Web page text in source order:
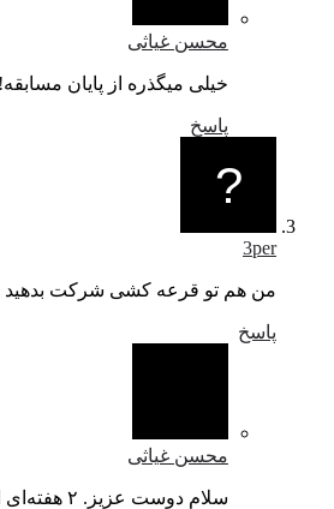
محسن غیاثی
خیلی میگذره از پایان مسابقه!
پاسخ
3per
من هم تو قرعه کشی شرکت بدهید
پاسخ
محسن غیاثی
سلام دوست عزیز. ۲ هفته‌ای از قرعه‌کشی و مشخص شدن برنده که آخر پست می‌بینین گذشته! ایشالا دفعات بعد.